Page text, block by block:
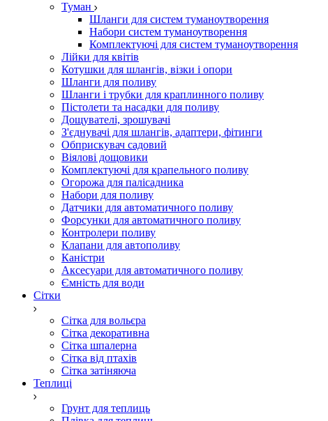
Туман
Шланги для систем туманоутворення
Набори систем туманоутворення
Комплектуючі для систем туманоутворення
Лійки для квітів
Котушки для шлангів, візки і опори
Шланги для поливу
Шланги і трубки для краплинного поливу
Пістолети та насадки для поливу
Дощувателі, зрошувачі
З'єднувачі для шлангів, адаптери, фітинги
Обприскувач садовий
Віялові дощовики
Комплектуючі для крапельного поливу
Огорожа для палісадника
Набори для поливу
Датчики для автоматичного поливу
Форсунки для автоматичного поливу
Контролери поливу
Клапани для автополиву
Каністри
Аксесуари для автоматичного поливу
Ємність для води
Сітки
Сітка для вольєра
Сітка декоративна
Сітка шпалерна
Сітка від птахів
Сітка затіняюча
Теплиці
Грунт для теплиць